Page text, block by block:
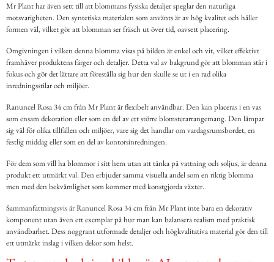
Mr Plant har även sett till att blommans fysiska detaljer speglar den naturliga
motsvarigheten. Den syntetiska materialen som använts är av hög kvalitet och håller
formen väl, vilket gör att blomman ser fräsch ut över tid, oavsett placering.
Omgivningen i vilken denna blomma visas på bilden är enkel och vit, vilket effektivt
framhäver produktens färger och detaljer. Detta val av bakgrund gör att blomman står i
fokus och gör det lättare att föreställa sig hur den skulle se ut i en rad olika
inredningsstilar och miljöer.
Ranuncel Rosa 34 cm från Mr Plant är flexibelt användbar. Den kan placeras i en vas
som ensam dekoration eller som en del av ett större blomsterarrangemang. Den lämpar
sig väl för olika tillfällen och miljöer, vare sig det handlar om vardagsrumsbordet, en
festlig middag eller som en del av kontorsinredningen.
För dem som vill ha blommor i sitt hem utan att tänka på vattning och soljus, är denna
produkt ett utmärkt val. Den erbjuder samma visuella andel som en riktig blomma
men med den bekvämlighet som kommer med konstgjorda växter.
Sammanfattningsvis är Ranuncel Rosa 34 cm från Mr Plant inte bara en dekorativ
komponent utan även ett exemplar på hur man kan balansera realism med praktisk
användbarhet. Dess noggrant utformade detaljer och högkvalitativa material gör den till
ett utmärkt inslag i vilken dekor som helst.